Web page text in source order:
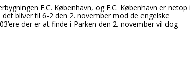
F.C. København, og F.C. København er netop i
bliver til 6-2 den 2. november mod de engelske
der er at finde i Parken den 2. november vil dog